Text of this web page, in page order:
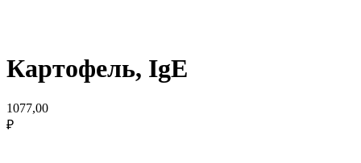
Картофель, IgE
1077,00
₽